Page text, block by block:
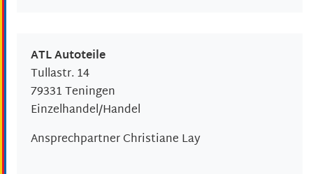
ATL Autoteile
Tullastr. 14
79331Teningen
Einzelhandel/Handel
AnsprechpartnerChristiane Lay